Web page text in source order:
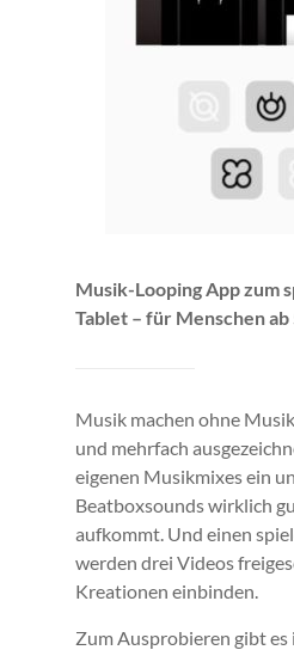
Musik-Looping App zum
Tablet – für Menschen ab
Musik machen ohne
und mehrfach
eigenen Musikmixes ein
Beatboxsounds wirklich
aufkommt. Und einen
werden drei Videos
Kreationen einbinden.
Zum Ausprobieren gibt es